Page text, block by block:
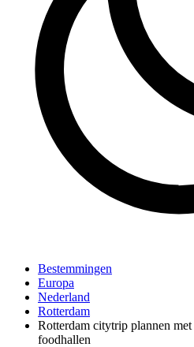
Bestemmingen
Europa
Nederland
Rotterdam
Rotterdam citytrip plannen
foodhallen